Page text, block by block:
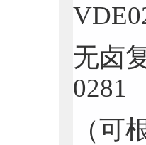
无卤
0281
（可